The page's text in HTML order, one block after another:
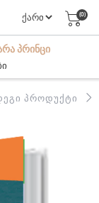
(0)
ᲞᲠᲘᲜᲪᲘ
ᲞᲠᲝᲓᲣᲥᲢᲘ